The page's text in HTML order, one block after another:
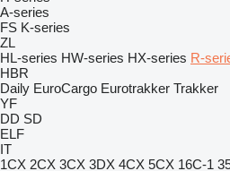
A-series
FS K-series
ZL
HL-series HW-series HX-series R-
HBR
Daily EuroCargo Eurotrakker Trakker
YF
DD SD
ELF
IT
1CX 2CX 3CX 3DX 4CX 5CX 16C-1